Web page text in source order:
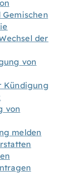
der
von
Kündigung
von
melden